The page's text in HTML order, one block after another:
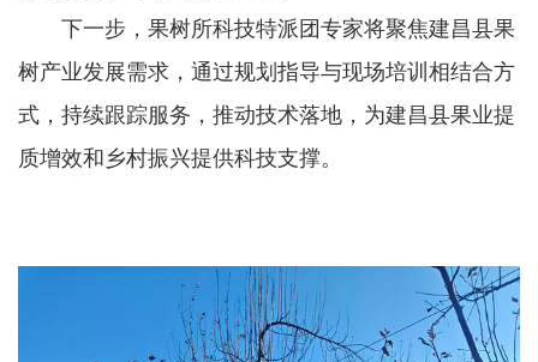
下一步，果树所科技特派团专家将聚焦建昌县果
树产业发展需求，通过规划指导与现场培训相结合方
式，持续跟踪服务，推动技术落地，为建昌县果业提
质增效和乡村振兴提供科技支撑。